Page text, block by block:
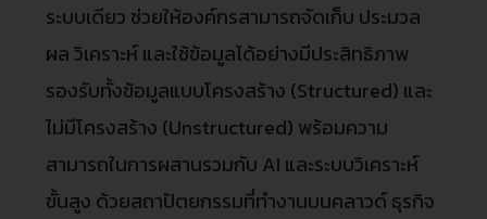
ระบบเดียว ช่วยให้องค์กรสามารถจัดเก็บ ประมวล
ผล วิเคราะห์ และใช้ข้อมูลได้อย่างมีประสิทธิภาพ
รองรับทั้งข้อมูลแบบโครงสร้าง (Structured) และ
ไม่มีโครงสร้าง (Unstructured) พร้อมความ
สามารถในการผสานรวมกับ AI และระบบวิเคราะห์
ขั้นสูง ด้วยสถาปัตยกรรมที่ทำงานบนคลาวด์ ธุรกิจ